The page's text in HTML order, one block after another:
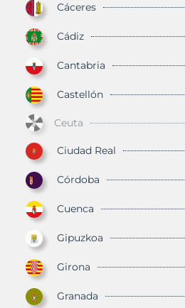
Cáceres
Cádiz
Cantabria
Castellón
Ceuta
Ciudad Real
Córdoba
Cuenca
Gipuzkoa
Girona
Granada